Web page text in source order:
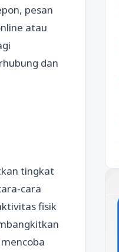
pesan
atau
dan
tingkat
cara
fisik